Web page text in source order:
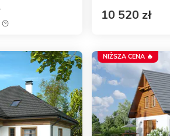
10 520 zł
NIŻSZA CENA 🔥